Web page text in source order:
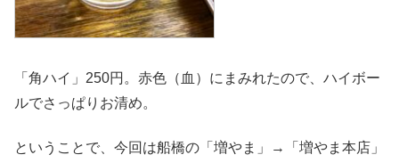
「角ハイ」250円。赤色（血）にまみれたので、ハイボー
ルでさっぱりお清め。
ということで、今回は船橋の「増やま」→「増やま本店」